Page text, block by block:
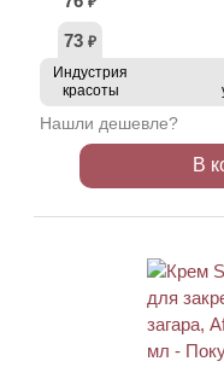
73 ₽
Индустрия
красоты
Нашли дешевле?
В